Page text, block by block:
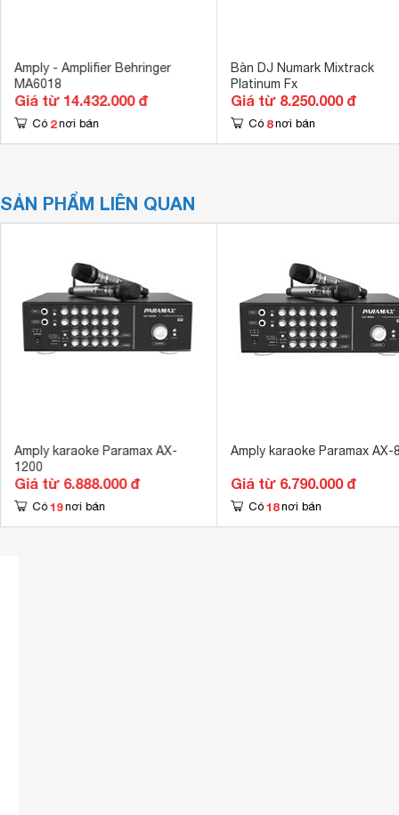
Amply - Amplifier Behringer
MA6018
Giá từ 14.432.000 đ
Có 2 nơi bán
Bàn DJ Numark Mixtrack
Platinum Fx
Giá từ 8.250.000 đ
Có 8 nơi bán
SẢN PHẨM LIÊN QUAN
Amply karaoke Paramax AX-
1200
Giá từ 6.888.000 đ
Có 19 nơi bán
Amply karaoke Paramax AX-
Giá từ 6.790.000 đ
Có 18 nơi bán